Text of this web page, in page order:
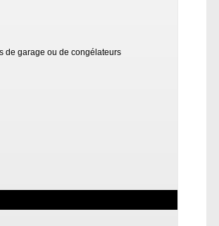
de garage ou de congélateurs